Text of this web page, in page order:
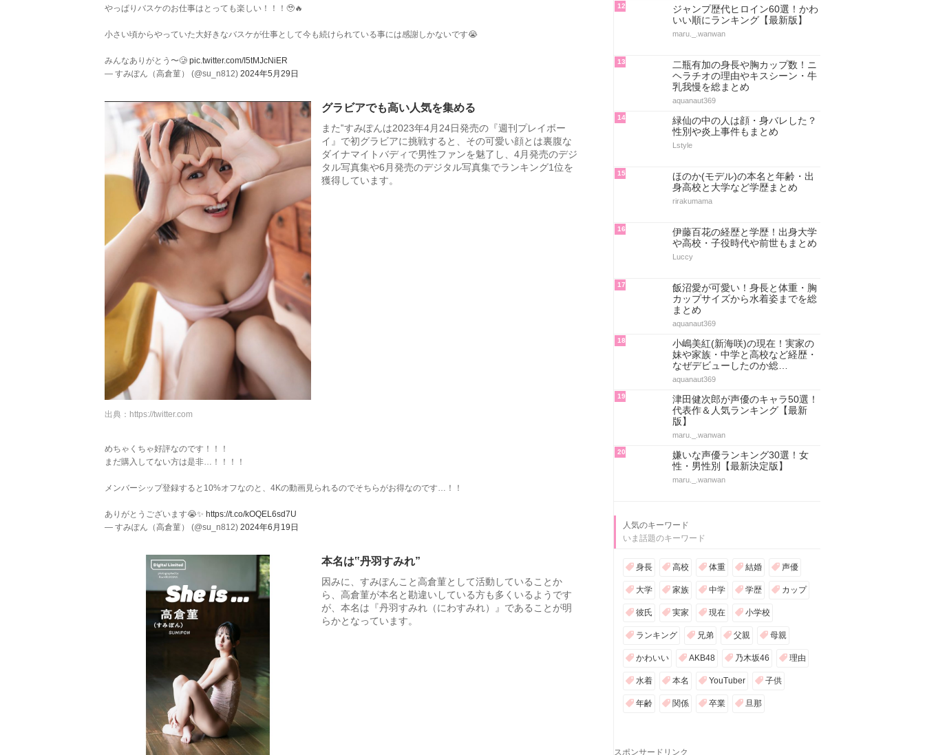
やっぱりバスケのお仕事はとっても楽しい！！！🥹🔥
小さい頃からやっていた大好きなバスケが仕事として今も続けられている事には感謝しかないです😭
みんなありがとう〜🥲 pic.twitter.com/I5tMJcNiER
— すみぽん（高倉菫） (@su_n812) 2024年5月29日
グラビアでも高い人気を集める
また‟すみぽんは2023年4月24日発売の『週刊プレイボー
イ』で初グラビアに挑戦すると、その可愛い顔とは裏腹な
ダイナマイトバディで男性ファンを魅了し、4月発売のデジ
タル写真集や6月発売のデジタル写真集でランキング1位を
獲得しています。
出典： https://twitter.com
めちゃくちゃ好評なのです！！！
まだ購入してない方は是非…！！！！
メンバーシップ登録すると10%オフなのと、4Kの動画見られるのでそちらがお得なのです…！！
ありがとうございます😭✨️ https://t.co/kOQEL6sd7U
— すみぽん（高倉菫） (@su_n812) 2024年6月19日
本名は‟丹羽すみれ”
因みに、すみぽんこと高倉菫として活動していることか
ら、高倉菫が本名と勘違いしている方も多くいるようです
が、本名は『丹羽すみれ（にわすみれ）』であることが明
らかとなっています。
12
ジャンプ歴代ヒロイン60選！かわ
いい順にランキング【最新版】
maru._.wanwan
13
二瓶有加の身長や胸カップ数！ニ
ヘラチオの理由やキスシーン・牛
乳我慢を総まとめ
aquanaut369
14
緑仙の中の人は顔・身バレした？
性別や炎上事件もまとめ
Lstyle
15
ほのか(モデル)の本名と年齢・出
身高校と大学など学歴まとめ
rirakumama
16
伊藤百花の経歴と学歴！出身大学
や高校・子役時代や前世もまとめ
Luccy
17
飯沼愛が可愛い！身長と体重・胸
カップサイズから水着姿までを総
まとめ
aquanaut369
18
小嶋美紅(新海咲)の現在！実家の
妹や家族・中学と高校など経歴・
なぜデビューしたのか総…
aquanaut369
19
津田健次郎が声優のキャラ50選！
代表作＆人気ランキング【最新
版】
maru._.wanwan
20
嫌いな声優ランキング30選！女
性・男性別【最新決定版】
maru._.wanwan
人気のキーワード
いま話題のキーワード
身長 高校 体重 結婚 声優
大学 家族 中学 学歴 カップ
彼氏 実家 現在 小学校
ランキング 兄弟 父親 母親
かわいい AKB48 乃木坂46 理由
水着 本名 YouTuber 子供
年齢 関係 卒業 旦那
スポンサードリンク